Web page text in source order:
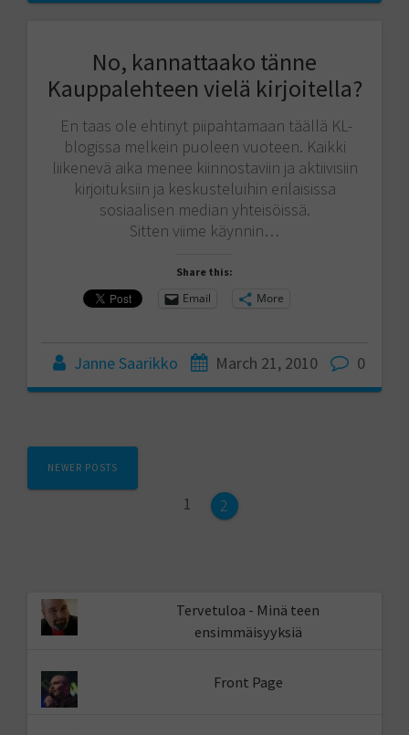
No, kannattaako tänne
Kauppalehteen vielä kirjoitella?
En taas ole ehtinyt piipahtamaan täällä KL-
blogissa melkein puoleen vuoteen. Kaikki
liikenevä aika menee kiinnostaviin ja aktiivisiin
kirjoituksiin ja keskusteluihin erilaisissa
sosiaalisen median yhteisöissä.
Sitten viime käynnin…
Share this:
Email More
Janne Saarikko March 21, 2010 0
Posts
navigation
NEWER POSTS
Page
1 Page
2
Tervetuloa - Minä teen
ensimmäisyyksiä
Front Page